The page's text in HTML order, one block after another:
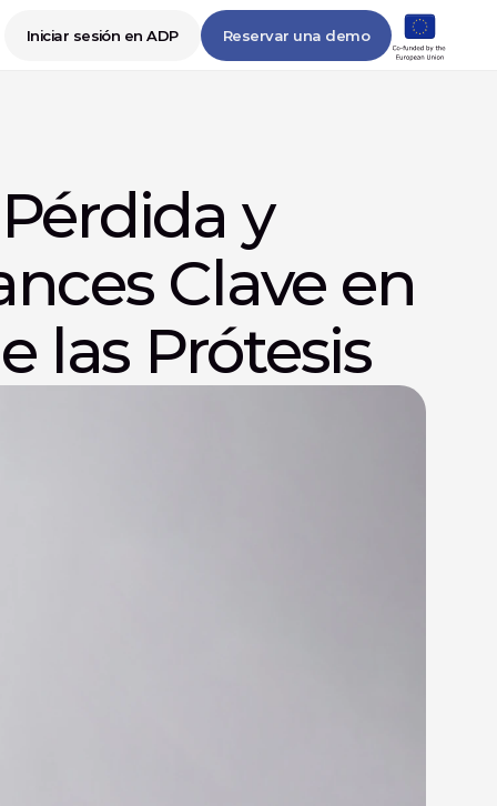
Iniciar sesión en ADP Reservar una demo
y
Clave en
las Prótesis